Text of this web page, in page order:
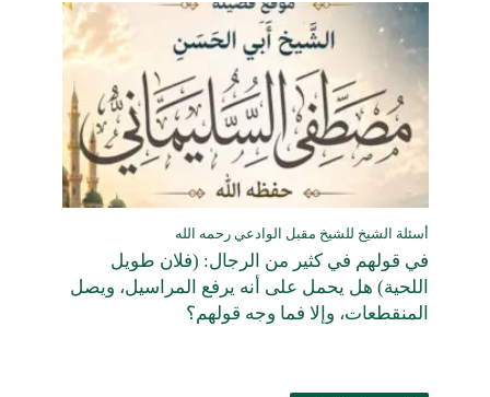
أسئلة الشيخ للشيخ مقبل الوادعي رحمه الله
في قولهم في كثير من الرجال: (فلان طويل
اللحية) هل يحمل على أنه يرفع المراسيل، ويصل
المنقطعات، وإلا فما وجه قولهم؟